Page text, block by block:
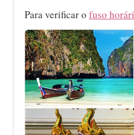
Para verificar ofuso